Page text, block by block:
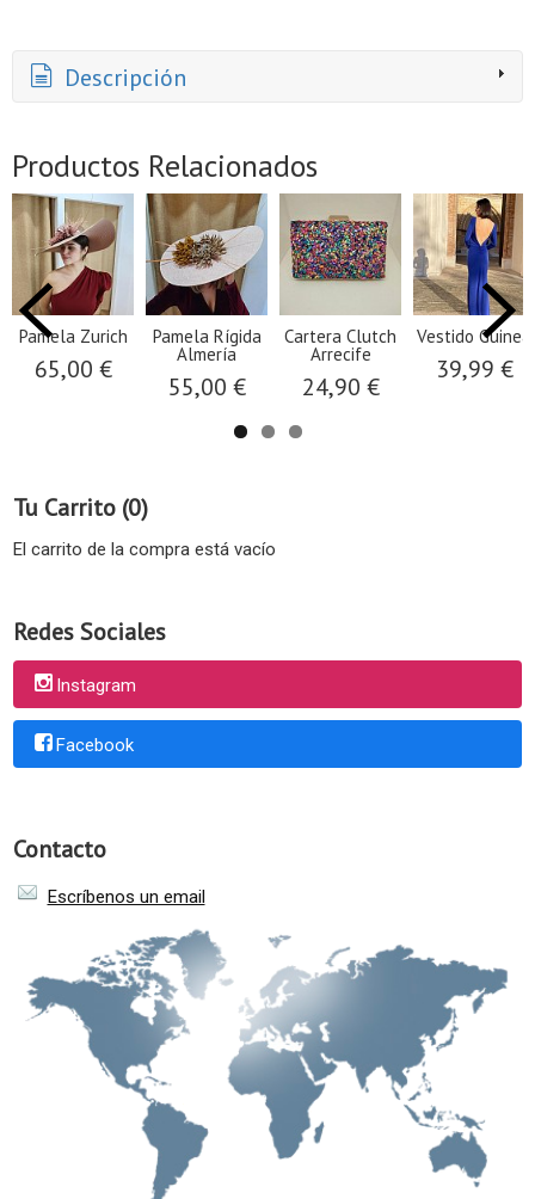
Tu Carrito (0)
El carrito de la compra está vacío
Redes Sociales
Instagram
Facebook
Contacto
Escríbenos un email
Descripción
Productos Relacionados
Pamela Zurich
65,00 €
Pamela Rígida
Almería
55,00 €
Cartera Clutch
Arrecife
24,90 €
Vestido Guinea
39,99 €